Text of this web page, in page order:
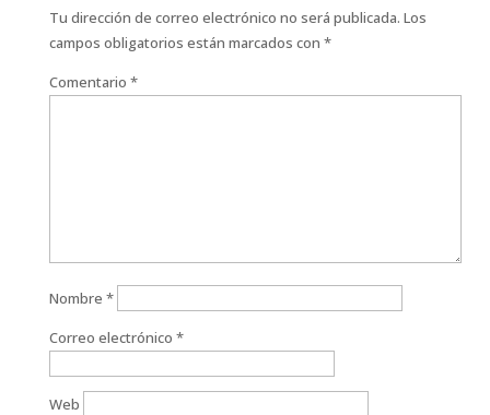
Tu dirección de correo electrónico no será publicada. Los
campos obligatorios están marcados con *
Comentario *
Nombre *
Correo electrónico *
Web